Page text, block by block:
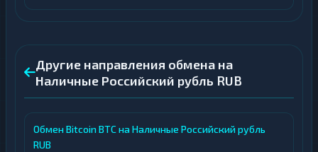
Другие направления обмена на
Наличные Российский рубль RUB
Обмен Bitcoin BTC на Наличные Российский рубль
RUB